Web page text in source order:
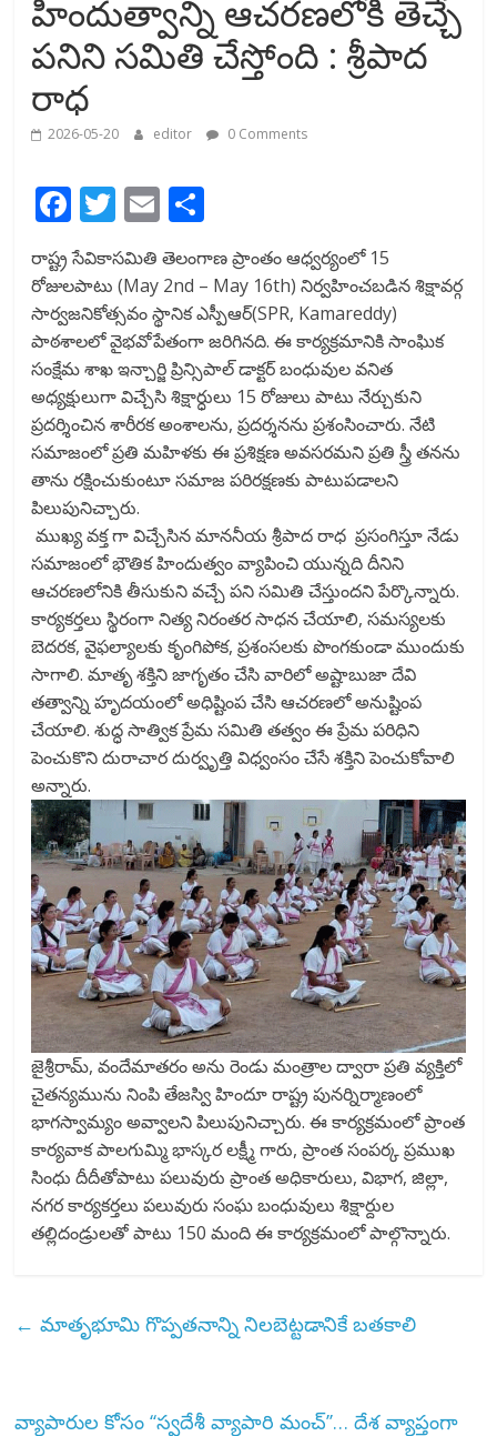
హిందుత్వాన్ని ఆచరణలోకి తెచ్చే
పనిని సమితి చేస్తోంది : శ్రీపాద
రాధ
2026-05-20 editor 0 Comments
F
ac
e
b
o
o
k
T
w
itt
er
E
m
ai
l
ar
e
రాష్ట్ర సేవికాసమితి తెలంగాణ ప్రాంతం ఆధ్వర్యంలో 15
రోజులపాటు (May 2nd – May 16th) నిర్వహించబడిన శిక్షావర్గ
సార్వజనికోత్సవం స్థానిక ఎస్పీఆర్(SPR, Kamareddy)
పాఠశాలలో వైభవోపేతంగా జరిగినది. ఈ కార్యక్రమానికి సాంఘిక
సంక్షేమ శాఖ ఇన్చార్జి ప్రిన్సిపాల్ డాక్టర్ బంధువుల వనిత
అధ్యక్షులుగా విచ్చేసి శిక్షార్ధులు 15 రోజులు పాటు నేర్చుకుని
ప్రదర్శించిన శారీరక అంశాలను, ప్రదర్శనను ప్రశంసించారు. నేటి
సమాజంలో ప్రతి మహిళకు ఈ ప్రశిక్షణ అవసరమని ప్రతి స్త్రీ తనను
తాను రక్షించుకుంటూ సమాజ పరిరక్షణకు పాటుపడాలని
పిలుపునిచ్చారు.
ముఖ్య వక్త గా విచ్చేసిన మాననీయ శ్రీపాద రాధ ప్రసంగిస్తూ నేడు
సమాజంలో భౌతిక హిందుత్వం వ్యాపించి యున్నది దీనిని
ఆచరణలోనికి తీసుకుని వచ్చే పని సమితి చేస్తుందని పేర్కొన్నారు.
కార్యకర్తలు స్థిరంగా నిత్య నిరంతర సాధన చేయాలి, సమస్యలకు
బెదరక, వైఫల్యాలకు కృంగిపోక, ప్రశంసలకు పొంగకుండా ముందుకు
సాగాలి. మాతృ శక్తిని జాగృతం చేసి వారిలో అష్టాబుజా దేవి
తత్వాన్ని హృదయంలో అధిష్టింప చేసి ఆచరణలో అనుష్టింప
చేయాలి. శుద్ధ సాత్విక ప్రేమ సమితి తత్వం ఈ ప్రేమ పరిధిని
పెంచుకొని దురాచార దుర్వృత్తి విధ్వంసం చేసే శక్తిని పెంచుకోవాలి
అన్నారు.
జైశ్రీరామ్, వందేమాతరం అను రెండు మంత్రాల ద్వారా ప్రతి వ్యక్తిలో
చైతన్యమును నింపి తేజస్వి హిందూ రాష్ట్ర పునర్నిర్మాణంలో
భాగస్వామ్యం అవ్వాలని పిలుపునిచ్చారు. ఈ కార్యక్రమంలో ప్రాంత
కార్యవాక పాలగుమ్మి భాస్కర లక్ష్మీ గారు, ప్రాంత సంపర్క ప్రముఖ
సింధు దీదీతోపాటు పలువురు ప్రాంత అధికారులు, విభాగ, జిల్లా,
నగర కార్యకర్తలు పలువురు సంఘ బంధువులు శిక్షార్దుల
తల్లిదండ్రులతో పాటు 150 మంది ఈ కార్యక్రమంలో పాల్గొన్నారు.
← మాతృభూమి గొప్పతనాన్ని నిలబెట్టడానికే బతకాలి
వ్యాపారుల కోసం ‘‘స్వదేశీ వ్యాపారి మంచ్’’… దేశ వ్యాప్తంగా